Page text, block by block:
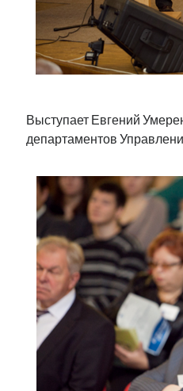
Выступает Евгений
департаментов